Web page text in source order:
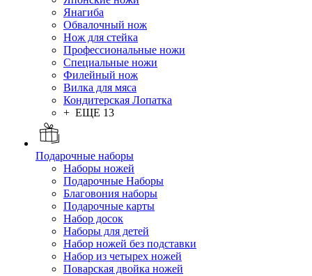
Янагиба
Обвалочный нож
Нож для стейка
Профессиональные ножи
Специальные ножи
Филейный нож
Вилка для мяса
Кондитерская Лопатка
+ ЕЩЕ 13
Подарочные наборы
Наборы ножей
Подарочные Наборы
Благовония наборы
Подарочные карты
Набор досок
Наборы для детей
Набор ножей без подставки
Набор из четырех ножей
Поварская двойка ножей